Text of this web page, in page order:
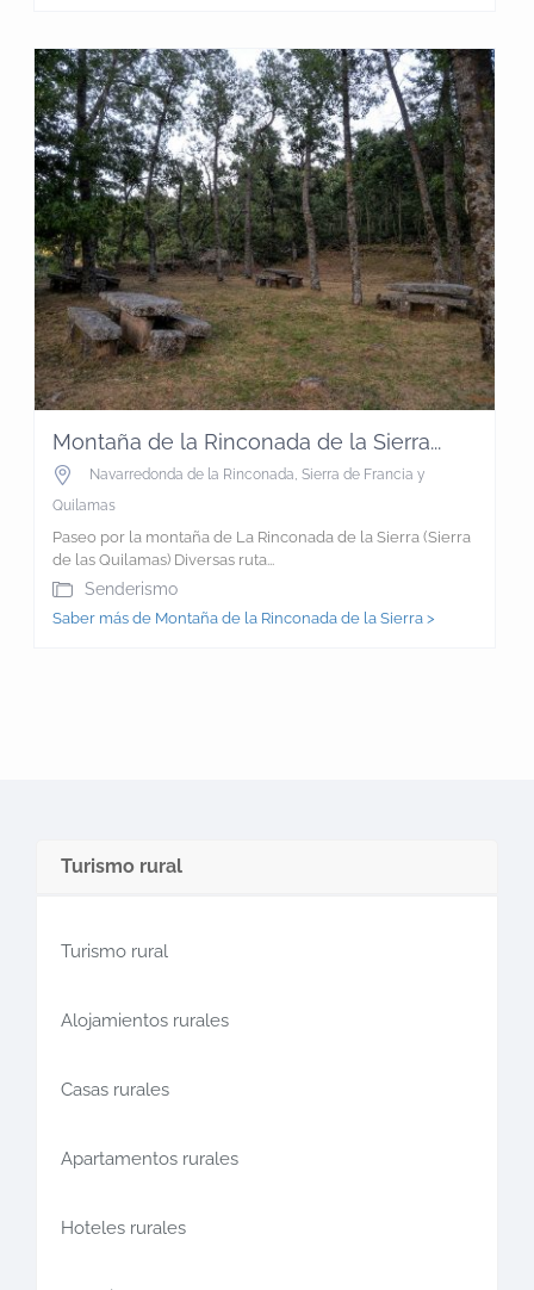
Montaña de la Rinconada de la Sierra...
Navarredonda de la Rinconada, Sierra de Francia y
Quilamas
Paseo por la montaña de La Rinconada de la Sierra (Sierra
de las Quilamas) Diversas ruta...
Senderismo
Saber más de Montaña de la Rinconada de la Sierra >
Turismo rural
Turismo rural
Alojamientos rurales
Casas rurales
Apartamentos rurales
Hoteles rurales